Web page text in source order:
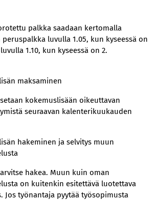
palkka saadaan kertomalla
luvulla 1.05, kun kyseessä on
1.10, kun kyseessä on 2.
maksaminen
kokemuslisään oikeuttavan
seuraavan kalenterikuukauden
hakeminen ja selvitys muun
hakea. Muun kuin oman
on kuitenkin esitettävä luotettava
Jos työnantaja pyytää työsopimusta